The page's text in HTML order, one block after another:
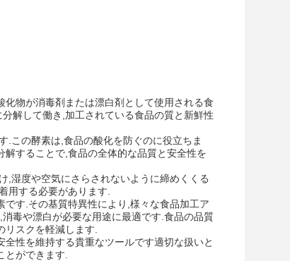
物が消毒剤または漂白剤として使用される食
解して働き,加工されている食品の質と新鮮性
.この酵素は,食品の酸化を防ぐのに役立ちま
することで,食品の全体的な品質と安全性を
,湿度や空気にさらされないように締めくくる
用する必要があります.
す.その基質特異性により,様々な食品加工ア
毒や漂白が必要な用途に最適です.食品の品質
スクを軽減します.
性を維持する貴重なツールです適切な扱いと
ができます.